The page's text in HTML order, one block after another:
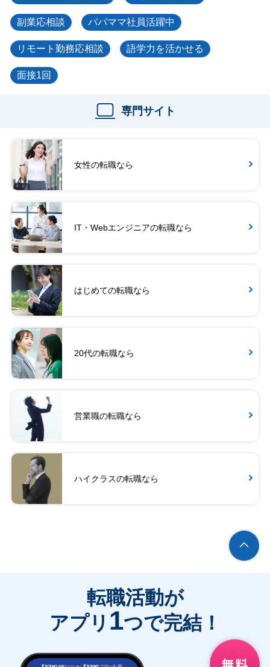
副業応相談 パパママ社員活躍中
リモート勤務応相談 語学力を活かせる
面接1回
専門サイト
女性の転職なら
IT・Webエンジニアの転職なら
はじめての転職なら
20代の転職なら
営業職の転職なら
ハイクラスの転職なら
転職活動が
アプリ 1つで完結！